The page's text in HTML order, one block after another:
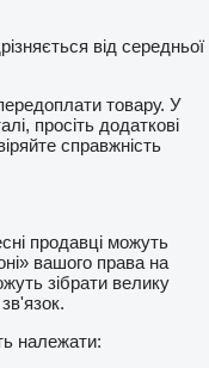
від середньої
товару. У
просіть додаткові
справжність
продавці можуть
вашого права на
зібрати велику
належати: